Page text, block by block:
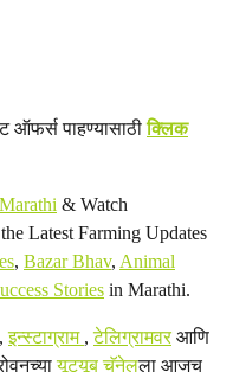
ऑफर्स पाहण्यासाठीक्लिक
& Watch
Latest Farming Updates
, Bazar Bhav, Animal
Stories in Marathi.
,इन्स्टाग्राम ,टेलिग्रामवरआणि
यूट्यूब चॅनेलला आजच